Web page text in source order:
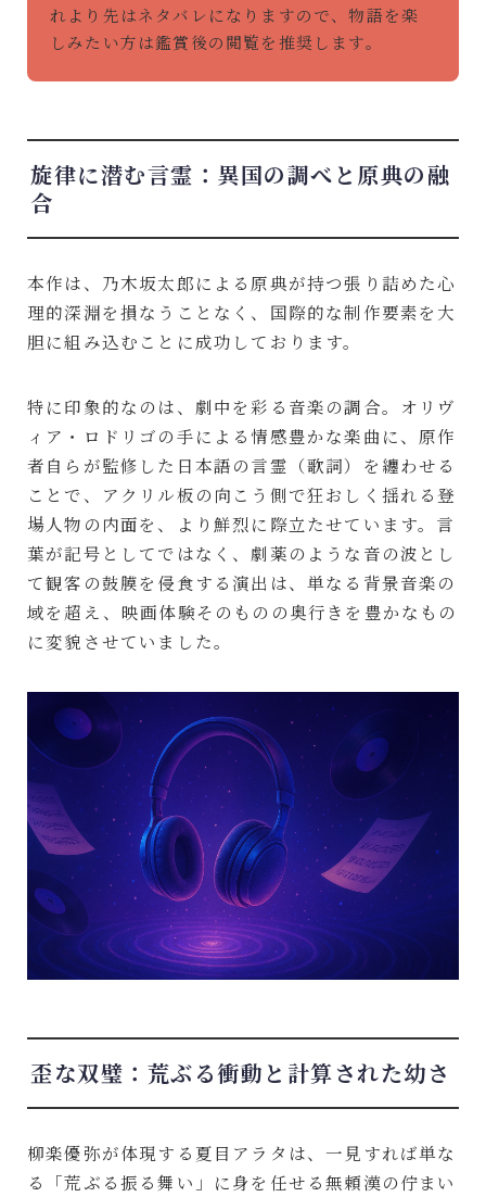
れより先はネタバレになりますので、物語を楽
しみたい方は鑑賞後の閲覧を推奨します。
旋律に潜む言霊：異国の調べと原典の融
合
本作は、乃木坂太郎による原典が持つ張り詰めた心
理的深淵を損なうことなく、国際的な制作要素を大
胆に組み込むことに成功しております。
特に印象的なのは、劇中を彩る音楽の調合。オリヴ
ィア・ロドリゴの手による情感豊かな楽曲に、原作
者自らが監修した日本語の言霊（歌詞）を纏わせる
ことで、アクリル板の向こう側で狂おしく揺れる登
場人物の内面を、より鮮烈に際立たせています。言
葉が記号としてではなく、劇薬のような音の波とし
て観客の鼓膜を侵食する演出は、単なる背景音楽の
域を超え、映画体験そのものの奥行きを豊かなもの
に変貌させていました。
歪な双璧：荒ぶる衝動と計算された幼さ
柳楽優弥が体現する夏目アラタは、一見すれば単な
る「荒ぶる振る舞い」に身を任せる無頼漢の佇まい